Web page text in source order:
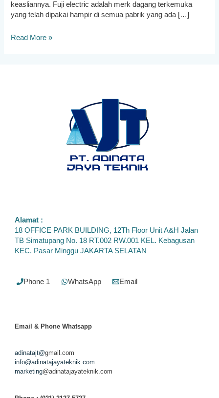
keasliannya. Fuji electric adalah merk dagang terkemuka
yang telah dipakai hampir di semua pabrik yang ada […]
Distributor
Read More »
Alamat :
18 OFFICE PARK BUILDING, 12Th Floor Unit A&H Jalan
TB Simatupang No. 18 RT.002 RW.001 KEL. Kebagusan
KEC. Pasar Minggu JAKARTA SELATAN
Phone 1 WhatsApp Email
Email & Phone Whatsapp
adinatajt@gmail.com
info@adinatajayateknik.com
marketing@adinatajayateknik.com